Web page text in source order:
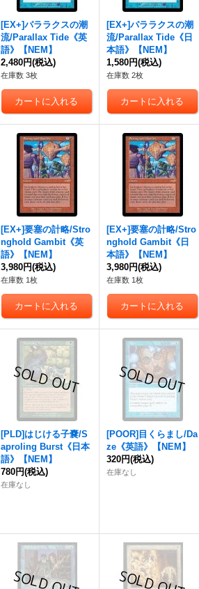
[EX+]パララクスの潮
流/Parallax Tide《英
語》【NEM】
2,480円(税込)
在庫数 3枚
[EX+]パララクスの潮
流/Parallax Tide《日
本語》【NEM】
1,580円(税込)
在庫数 2枚
[EX+]要塞の計略/Stro
nghold Gambit《英
語》【NEM】
3,980円(税込)
在庫数 1枚
[EX+]要塞の計略/Stro
nghold Gambit《日
本語》【NEM】
3,980円(税込)
在庫数 1枚
[PLD]はじける子嚢/S
aproling Burst《日本
語》【NEM】
780円(税込)
在庫なし
[POOR]目くらまし/Da
ze《英語》【NEM】
320円(税込)
在庫なし